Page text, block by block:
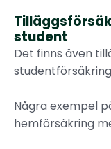
student
Det finns även
Några exempel
hemförsäkring